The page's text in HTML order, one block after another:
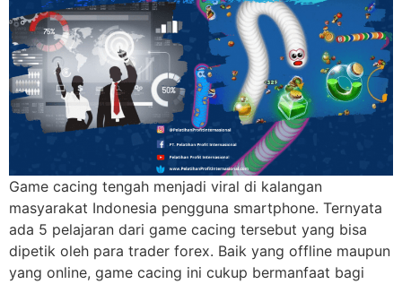
Game cacing tengah menjadi viral di kalangan
masyarakat Indonesia pengguna smartphone. Ternyata
ada 5 pelajaran dari game cacing tersebut yang bisa
dipetik oleh para trader forex. Baik yang offline maupun
yang online, game cacing ini cukup bermanfaat bagi